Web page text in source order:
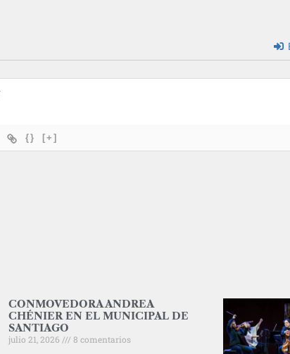
{} [+]
CONMOVEDORA ANDREA
CHÉNIER EN EL MUNICIPAL DE
SANTIAGO
julio 21, 2026 8 comentarios